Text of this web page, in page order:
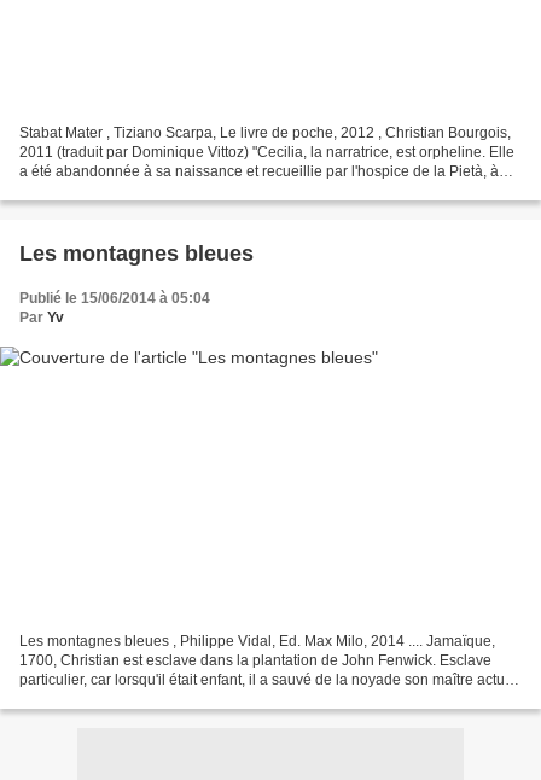
Stabat Mater , Tiziano Scarpa, Le livre de poche, 2012 , Christian Bourgois,
2011 (traduit par Dominique Vittoz) "Cecilia, la narratrice, est orpheline. Elle
a été abandonnée à sa naissance et recueillie par l'hospice de la Pietà, à
Les montagnes bleues
Publié le 15/06/2014 à 05:04
Par Yv
Les montagnes bleues , Philippe Vidal, Ed. Max Milo, 2014 .... Jamaïque,
1700, Christian est esclave dans la plantation de John Fenwick. Esclave
particulier, car lorsqu'il était enfant, il a sauvé de la noyade son maître actuel,